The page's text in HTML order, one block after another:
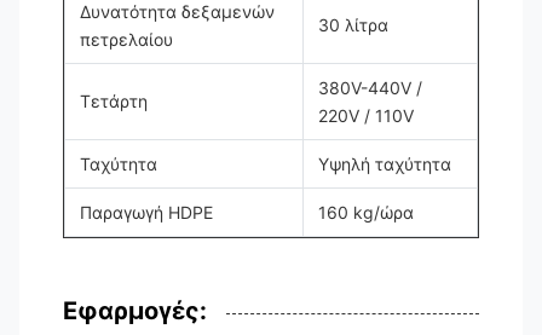
Δυνατότητα δεξαμενών
πετρελαίου
30 λίτρα
Τετάρτη
380V-440V /
220V / 110V
Ταχύτητα Υψηλή ταχύτητα
Παραγωγή HDPE 160 kg/ώρα
Εφαρμογές: